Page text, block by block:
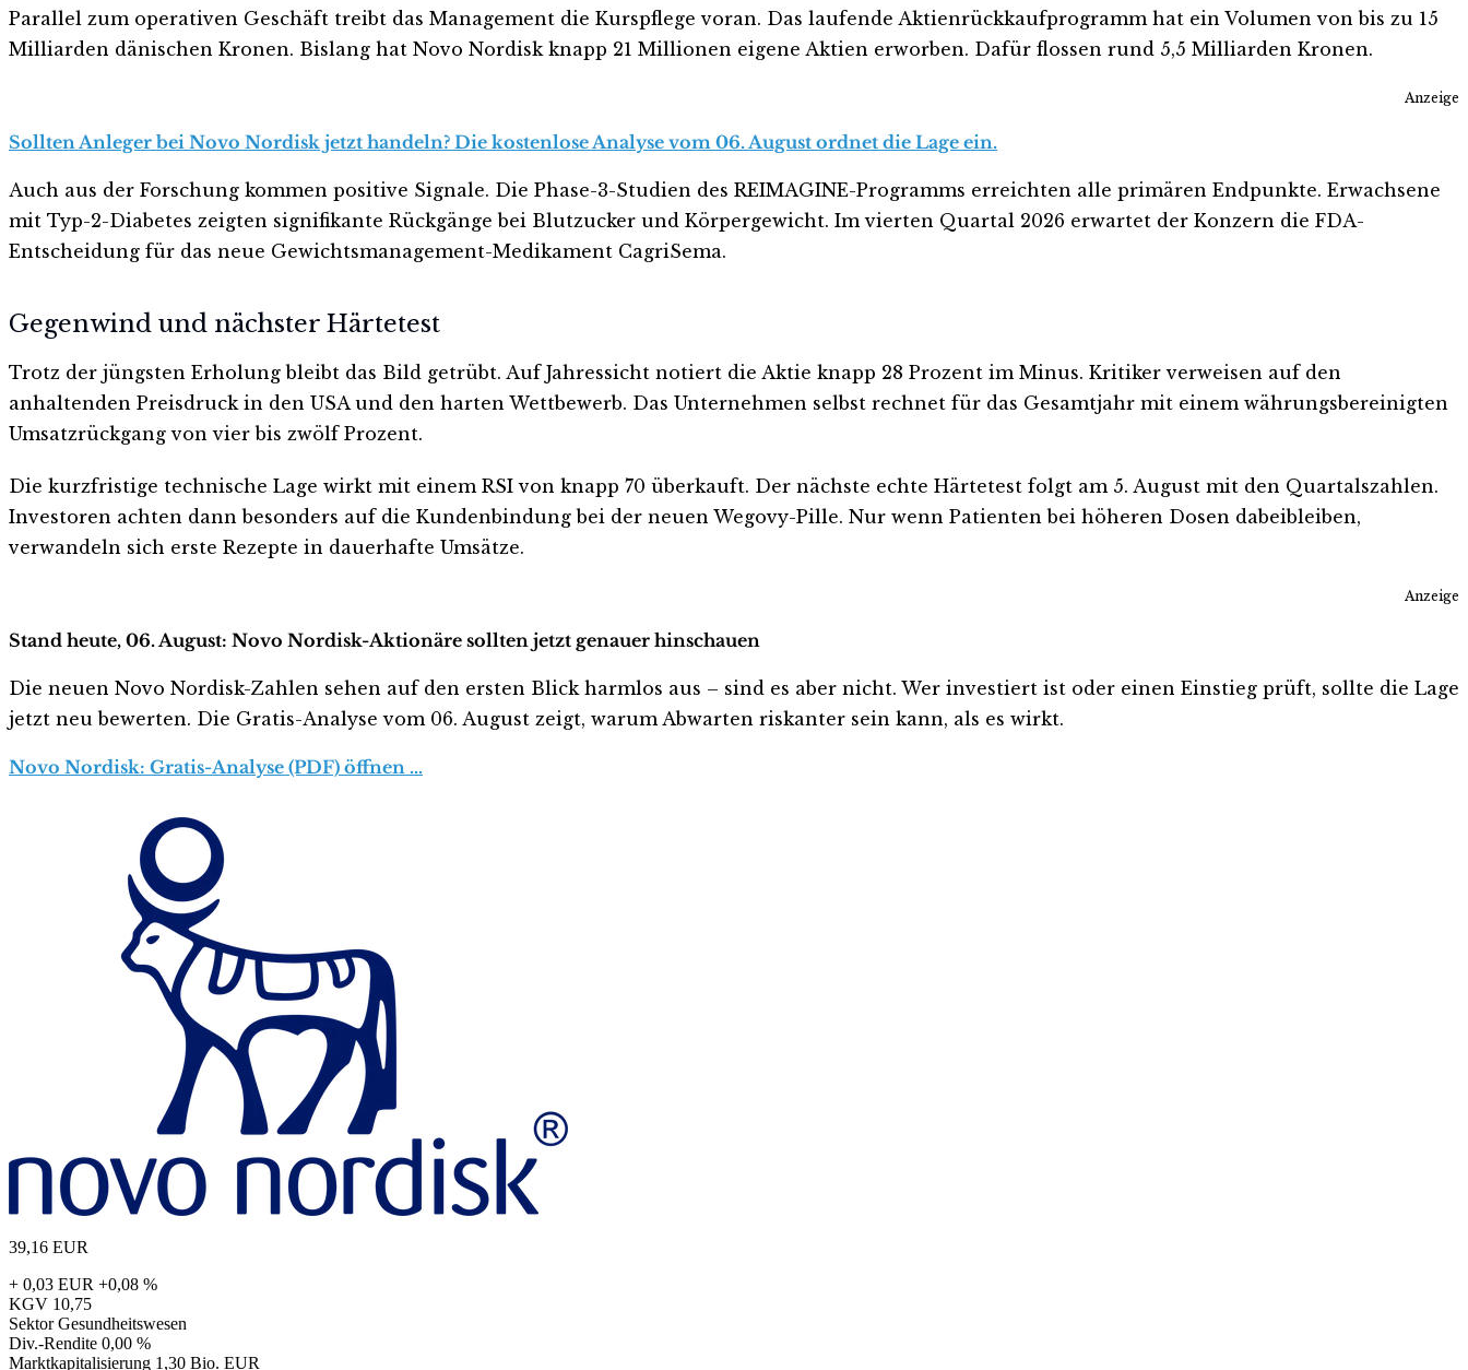
Parallel zum operativen Geschäft treibt das Management die Kurspflege voran. Das laufende Aktienrückkaufprogramm hat ein Volumen von bis zu 15
Milliarden dänischen Kronen. Bislang hat Novo Nordisk knapp 21 Millionen eigene Aktien erworben. Dafür flossen rund 5,5 Milliarden Kronen.
Anzeige
Sollten Anleger bei Novo Nordisk jetzt handeln? Die kostenlose Analyse vom 06. August ordnet die Lage ein.
Auch aus der Forschung kommen positive Signale. Die Phase-3-Studien des REIMAGINE-Programms erreichten alle primären Endpunkte. Erwachsene
mit Typ-2-Diabetes zeigten signifikante Rückgänge bei Blutzucker und Körpergewicht. Im vierten Quartal 2026 erwartet der Konzern die FDA-
Entscheidung für das neue Gewichtsmanagement-Medikament CagriSema.
Gegenwind und nächster Härtetest
Trotz der jüngsten Erholung bleibt das Bild getrübt. Auf Jahressicht notiert die Aktie knapp 28 Prozent im Minus. Kritiker verweisen auf den
anhaltenden Preisdruck in den USA und den harten Wettbewerb. Das Unternehmen selbst rechnet für das Gesamtjahr mit einem währungsbereinigten
Umsatzrückgang von vier bis zwölf Prozent.
Die kurzfristige technische Lage wirkt mit einem RSI von knapp 70 überkauft. Der nächste echte Härtetest folgt am 5. August mit den Quartalszahlen.
Investoren achten dann besonders auf die Kundenbindung bei der neuen Wegovy-Pille. Nur wenn Patienten bei höheren Dosen dabeibleiben,
verwandeln sich erste Rezepte in dauerhafte Umsätze.
Anzeige
Stand heute, 06. August: Novo Nordisk-Aktionäre sollten jetzt genauer hinschauen
Die neuen Novo Nordisk-Zahlen sehen auf den ersten Blick harmlos aus – sind es aber nicht. Wer investiert ist oder einen Einstieg prüft, sollte die Lage
jetzt neu bewerten. Die Gratis-Analyse vom 06. August zeigt, warum Abwarten riskanter sein kann, als es wirkt.
Novo Nordisk: Gratis-Analyse (PDF) öffnen …
39,16 EUR
+ 0,03 EUR +0,08 %
KGV 10,75
Sektor Gesundheitswesen
Div.-Rendite 0,00 %
Marktkapitalisierung 1,30 Bio. EUR